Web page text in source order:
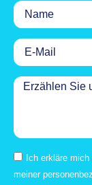
Ich erkläre
meiner